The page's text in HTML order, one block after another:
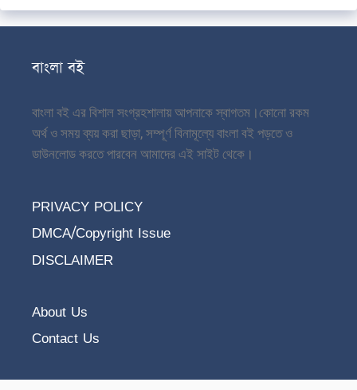
বাংলা বই
বাংলা বই এর বিশাল সংগ্রহশালায় আপনাকে স্বাগতম।কোনো রকম
অর্থ ও সময় ব্যয় করা ছাড়া, সম্পূর্ণ বিনামূল্যে বাংলা বই পড়তে ও
ডাউনলোড করতে পারবেন আমাদের এই সাইট থেকে।
PRIVACY POLICY
DMCA/Copyright Issue
DISCLAIMER
About Us
Contact Us